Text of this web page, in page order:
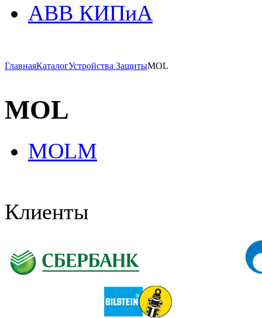
ABB КИПиА
ГлавнаяКаталогУстройства ЗащитыMOL
MOL
MOLM
Клиенты